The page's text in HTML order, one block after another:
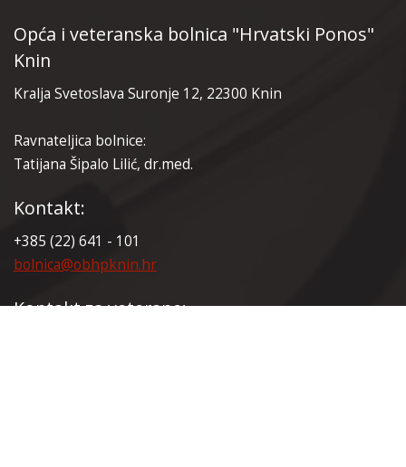
Opća i veteranska bolnica "Hrvatski Ponos"
Knin
Kralja Svetoslava Suronje 12, 22300 Knin
Ravnateljica bolnice:
Tatijana Šipalo Lilić, dr.med.
Kontakt:
+385 (22) 641 - 101
bolnica@obhpknin.hr
Kontakt za veterane: